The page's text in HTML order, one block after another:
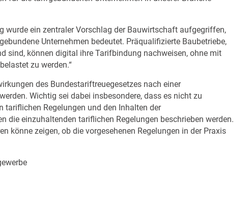
wurde ein zentraler Vorschlag der Bauwirtschaft aufgegriffen,
Unternehmen bedeutet. Präqualifizierte Baubetriebe,
sind, können digital ihre Tarifbindung nachweisen, ohne mit
zu werden.“
des Bundestariftreuegesetzes nach einer
Wichtig sei dabei insbesondere, dass es nicht zu
tariflichen Regelungen und den Inhalten der
die einzuhaltenden tariflichen Regelungen beschrieben werden.
könne zeigen, ob die vorgesehenen Regelungen in der Praxis